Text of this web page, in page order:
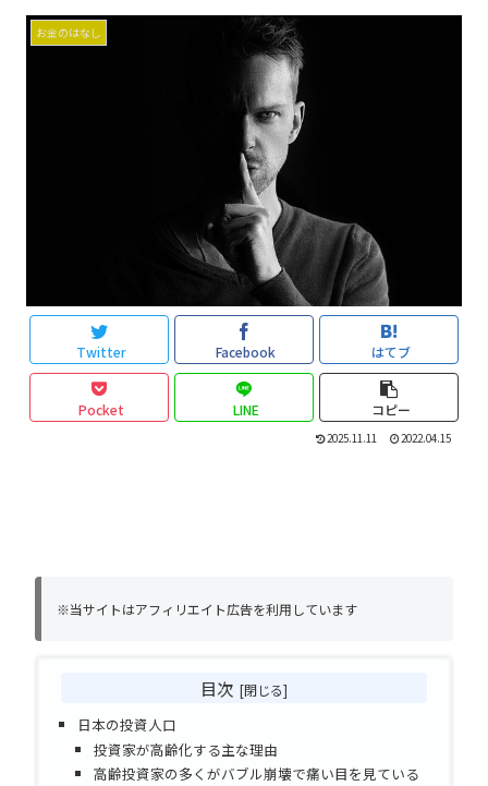
お金のはなし
Twitter Facebook はてブ
Pocket LINE コピー
2025.11.11 2022.04.15
※当サイトはアフィリエイト広告を利用しています
目次
日本の投資人口
投資家が高齢化する主な理由
高齢投資家の多くがバブル崩壊で痛い目を見ている